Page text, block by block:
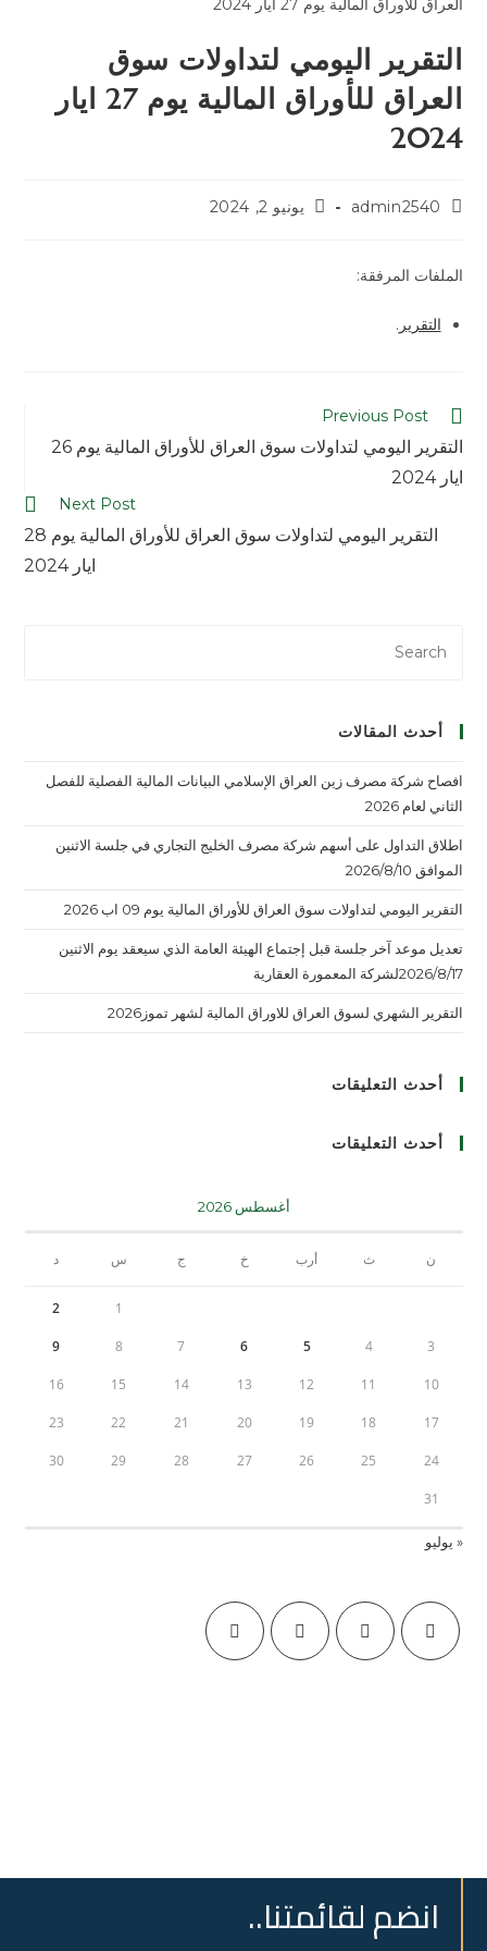
التقرير اليومي لتداولات سوق
العراق للأوراق المالية يوم 27 ايار
2024
admin2540 يونيو 2, 2024
الملفات المرفقة:
التقرير .
Previous Post
التقرير اليومي لتداولات سوق العراق للأوراق المالية يوم 26
ايار 2024
Next Post
التقرير اليومي لتداولات سوق العراق للأوراق المالية يوم 28
ايار 2024
أحدث المقالات
افصاح شركة مصرف زين العراق الإسلامي البيانات المالية الفصلية للفصل
الثاني لعام 2026
اطلاق التداول على أسهم شركة مصرف الخليج التجاري في جلسة الاثنين
الموافق 2026/8/10
التقرير اليومي لتداولات سوق العراق للأوراق المالية يوم 09 اب 2026
تعديل موعد آخر جلسة قبل إجتماع الهيئة العامة الذي سيعقد يوم الاثنين
2026/8/17لشركة المعمورة العقارية
التقرير الشهري لسوق العراق للاوراق المالية لشهر تموز2026
أحدث التعليقات
أحدث التعليقات
أغسطس 2026
ن ث أرب خ ج س د
1
2
3
4
5
6
7
8
9
10
11
12
13
14
15
16
17
18
19
20
21
22
23
24
25
26
27
28
29
30
31
« يوليو
انضم لقائمتنا..